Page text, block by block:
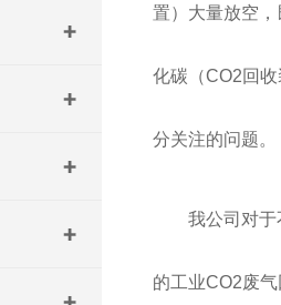
置）大量放空
化碳（CO2回
分关注的问题。
我公司对
的工业CO2废